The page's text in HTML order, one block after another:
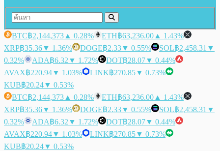
BTC฿2,144,373 ▲ 0.28% ETH฿63,236.00 ▲ 1.43%
XRP฿35.36▼ 1.36% DOGE฿2.33▼ 0.55% SOL฿2,458.31 ▼
0.32%
ADA฿6.32 ▼ 1.72% DOT฿28.07▼ 0.44%
AVAX฿220.94▼ 1.03% LINK฿270.85▼ 0.73%
KUB฿20.24▼ 0.53%
BTC฿2,144,373 ▲ 0.28% ETH฿63,236.00 ▲ 1.43%
XRP฿35.36▼ 1.36% DOGE฿2.33▼ 0.55% SOL฿2,458.31 ▼
0.32%
ADA฿6.32 ▼ 1.72% DOT฿28.07▼ 0.44%
AVAX฿220.94▼ 1.03% LINK฿270.85▼ 0.73%
KUB฿20.24▼ 0.53%